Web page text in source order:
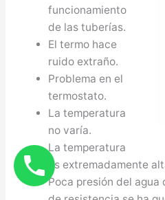
funcionamiento
de las tuberías.
El termo hace
ruido extraño.
Problema en el
termostato.
La temperatura
no varía.
La temperatura
es extremadamente
Poca presión del